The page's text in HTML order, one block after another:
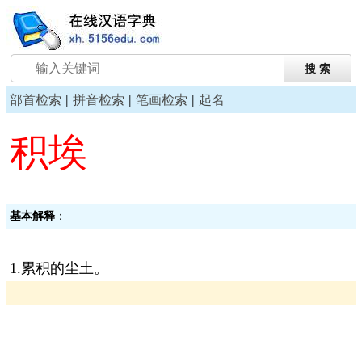
部首检索 | 拼音检索 | 笔画检索 | 起名
积埃
基本解释 ：
1.累积的尘土。